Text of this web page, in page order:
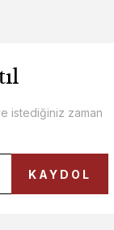
istediğiniz zaman
KAYDOL